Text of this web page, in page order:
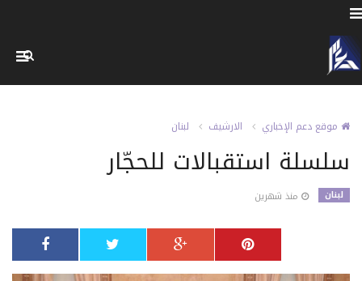
موقع دعم الإخباري الارشيف لبنان
سلسلة استقبالات للحجّار
لبنان منذ شهرين